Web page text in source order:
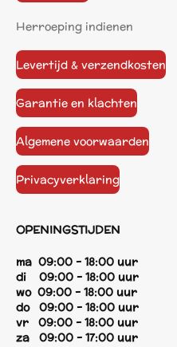
Herroeping indienen
Levertijd & verzendkosten
Garantie en klachten
Algemene voorwaarden
Privacyverklaring
OPENINGSTIJDEN
ma 09:00 - 18:00 uur
di 09:00 - 18:00 uur
wo 09:00 - 18:00 uur
do 09:00 - 18:00 uur
vr 09:00 - 18:00 uur
za 09:00 - 17:00 uur